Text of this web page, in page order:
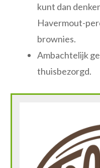
kunt dan
Havermout-
brownies.
Ambachtelijk
thuisbezorgd.